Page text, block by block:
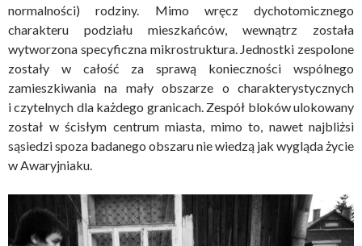
normalności) rodziny. Mimo wręcz dychotomicznego
charakteru podziału mieszkańców, wewnątrz została
wytworzona specyficzna mikrostruktura. Jednostki zespolone
zostały w całość za sprawą konieczności wspólnego
zamieszkiwania na mały obszarze o charakterystycznych
i czytelnych dla każdego granicach. Zespół bloków ulokowany
został w ścisłym centrum miasta, mimo to, nawet najbliżsi
sąsiedzi spoza badanego obszaru nie wiedzą jak wygląda życie
w Awaryjniaku.